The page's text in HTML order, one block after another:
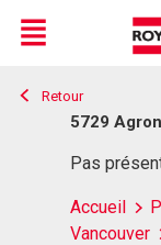
Live
En Direct
Menu
Retour
5729
Pas
Accueil
Vancouver